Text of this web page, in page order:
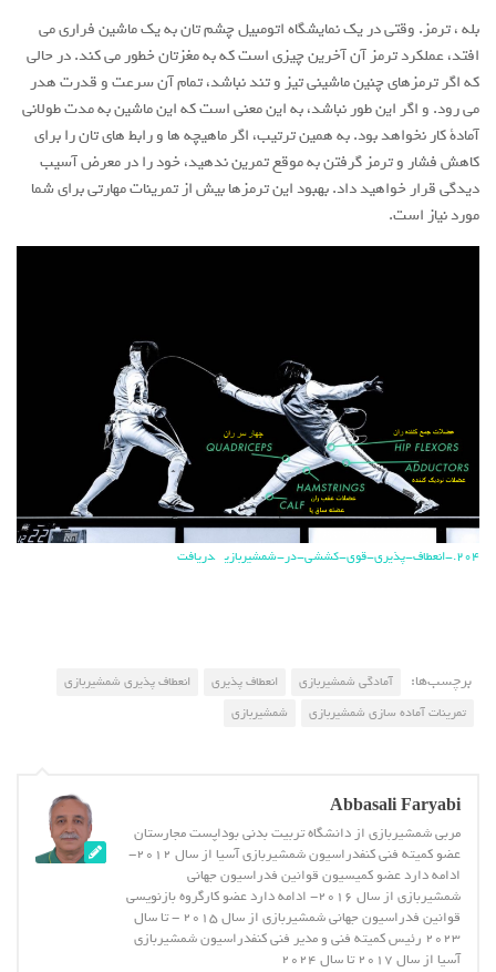
بله ، ترمز. وقتی در یک نمایشگاه اتومبیل چشم تان به یک ماشین فراری می
افتد، عملکرد ترمز آن آخرین چیزی است که به مغزتان خطور می کند. در حالی
که اگر ترمزهای چنین ماشینی تیز و تند نباشد، تمام آن سرعت و قدرت هدر
می رود. و اگر این طور نباشد، به این معنی است که این ماشین به مدت طولانی
آمادة کار نخواهد بود. به همین ترتیب، اگر ماهیچه ها و رابط های تان را برای
کاهش فشار و ترمز گرفتن به موقع تمرین ندهید، خود را در معرض آسیب
دیدگی قرار خواهید داد. بهبود این ترمزها بیش از تمرینات مهارتی برای شما
مورد نیاز است.
204.-انعطاف-پذیری-قوی-کششی-در-شمشیربازی دریافت
برچسب‌ها: آمادگی شمشیربازی انعطاف پذیری
انعطاف پذیری شمشیربازی
تمرینات آماده سازی شمشیربازی
شمشیربازی
Abbasali Faryabi
مربی شمشیربازی از دانشگاه تربیت بدنی بوداپست مجارستان
عضو کمیته فنی کنفدراسیون شمشیربازی آسیا از سال 2012-
ادامه دارد عضو کمیسیون قوانین فدراسیون جهانی
شمشیربازی از سال 2016- ادامه دارد عضو کارگروه بازنویسی
قوانین فدراسیون جهانی شمشیربازی از سال 2015 - تا سال
2023 رئیس کمیته فنی و مدیر فنی کنفدراسیون شمشیربازی
آسیا از سال 2017 تا سال 2024